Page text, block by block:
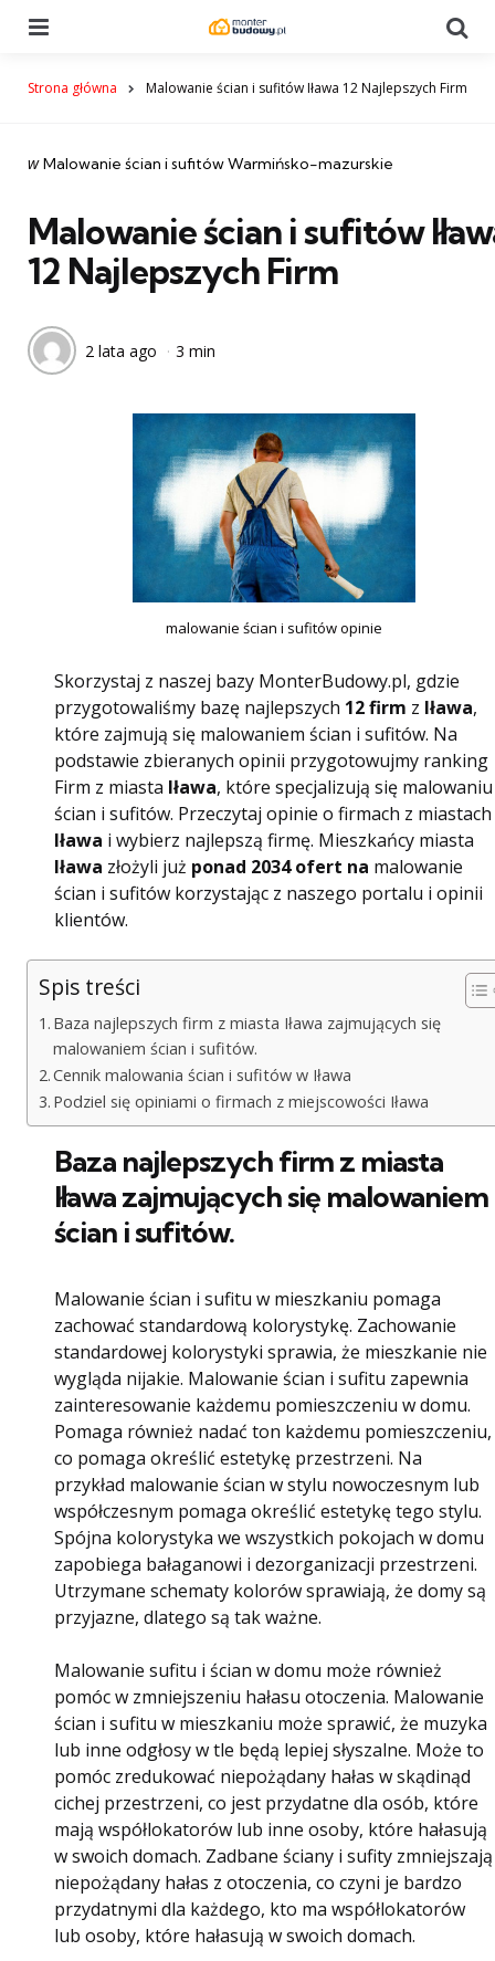
Strona główna Malowanie ścian i sufitów Iława 12 Najlepszych Firm
Categories
post
w Malowanie ścian i sufitów Warmińsko-mazurskie
Malowanie ścian i sufitów
12 Najlepszych Firm
2 lata ago 3 min
malowanie ścian i sufitów opinie
Skorzystaj z naszej bazy MonterBudowy.pl, gdzie
przygotowaliśmy bazę najlepszych 12 firm z Iława,
które zajmują się malowaniem ścian i sufitów. Na
podstawie zbieranych opinii przygotowujmy ranking
Firm z miasta Iława, które specjalizują się malowaniu
ścian i sufitów. Przeczytaj opinie o firmach z miastach
Iława i wybierz najlepszą firmę. Mieszkańcy miasta
Iława złożyli już ponad 2034 ofert na malowanie
ścian i sufitów korzystając z naszego portalu i opinii
klientów.
Spis treści
Baza najlepszych firm z miasta Iława zajmujących się
malowaniem ścian i sufitów.
Cennik malowania ścian i sufitów w Iława
Podziel się opiniami o firmach z miejscowości Iława
Baza najlepszych firm z miasta
Iława zajmujących się malowaniem
ścian i sufitów.
Malowanie ścian i sufitu w mieszkaniu pomaga
zachować standardową kolorystykę. Zachowanie
standardowej kolorystyki sprawia, że ​​mieszkanie nie
wygląda nijakie. Malowanie ścian i sufitu zapewnia
zainteresowanie każdemu pomieszczeniu w domu.
Pomaga również nadać ton każdemu pomieszczeniu,
co pomaga określić estetykę przestrzeni. Na
przykład malowanie ścian w stylu nowoczesnym lub
współczesnym pomaga określić estetykę tego stylu.
Spójna kolorystyka we wszystkich pokojach w domu
zapobiega bałaganowi i dezorganizacji przestrzeni.
Utrzymane schematy kolorów sprawiają, że domy są
przyjazne, dlatego są tak ważne.
Malowanie sufitu i ścian w domu może również
pomóc w zmniejszeniu hałasu otoczenia. Malowanie
ścian i sufitu w mieszkaniu może sprawić, że muzyka
lub inne odgłosy w tle będą lepiej słyszalne. Może to
pomóc zredukować niepożądany hałas w skądinąd
cichej przestrzeni, co jest przydatne dla osób, które
mają współlokatorów lub inne osoby, które hałasują
w swoich domach. Zadbane ściany i sufity zmniejszają
niepożądany hałas z otoczenia, co czyni je bardzo
przydatnymi dla każdego, kto ma współlokatorów
lub osoby, które hałasują w swoich domach.